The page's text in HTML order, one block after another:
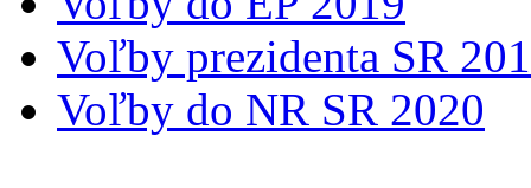
Voľby prezidenta SR
Voľby do NR SR 2020